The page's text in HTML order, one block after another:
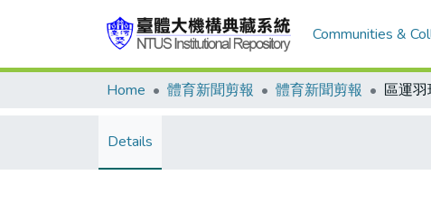
Communities &
Home 體育新聞剪報 體育新聞剪報
Details